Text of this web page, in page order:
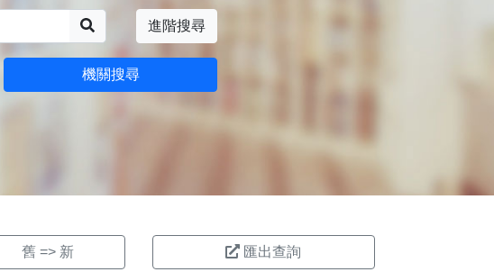
進階搜尋
機關搜尋
舊 => 新 匯出查詢